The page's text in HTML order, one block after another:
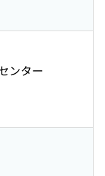
ンター